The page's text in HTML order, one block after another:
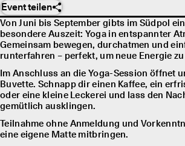
Event teilen
Von Juni bis September gibts im Südpol
besondere Auszeit: Yoga in entspannter
Gemeinsam bewegen, durchatmen und
runterfahren – perfekt, um neue Energie
Im Anschluss an die Yoga-Session öffnet
Buvette. Schnapp dir einen Kaffee, ein
oder eine kleine Leckerei und lass den
gemütlich ausklingen.
Teilnahme ohne Anmeldung und
eine eigene Matte mitbringen.